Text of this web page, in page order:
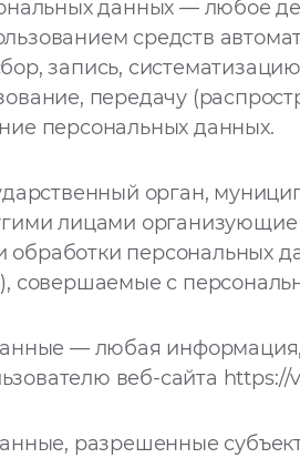
данных — любое
средств
запись,
передачу
персональных данных.
орган,
лицами
персональных
совершаемые с
— любая
веб-сайта https://
разрешенные